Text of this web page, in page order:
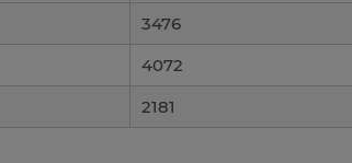
3476
4072
2181